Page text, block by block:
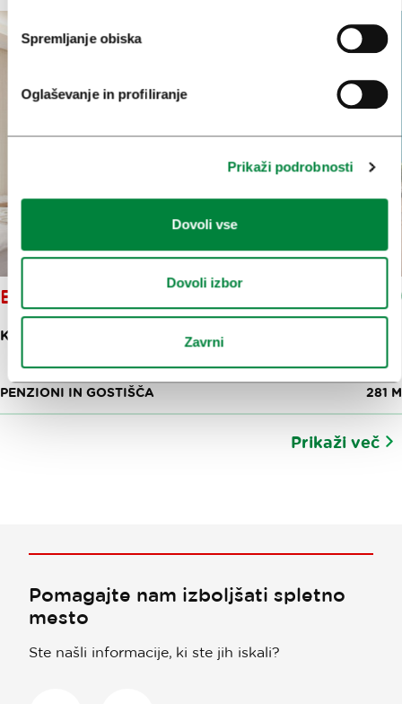
Spremljanje obiska
Oglaševanje in profiliranje
Prikaži podrobnosti
Dovoli vse
Dovoli izbor
Zavrni
B&B STRIČEK
KODROVA ULICA 6
PENZIONI IN GOSTIŠČA 281 M
Prikaži več
Pomagajte nam izboljšati spletno
mesto
Ste našli informacije, ki ste jih iskali?